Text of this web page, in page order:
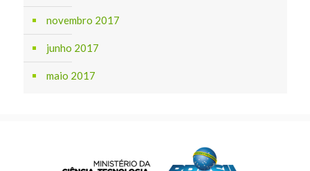
novembro 2017
junho 2017
maio 2017